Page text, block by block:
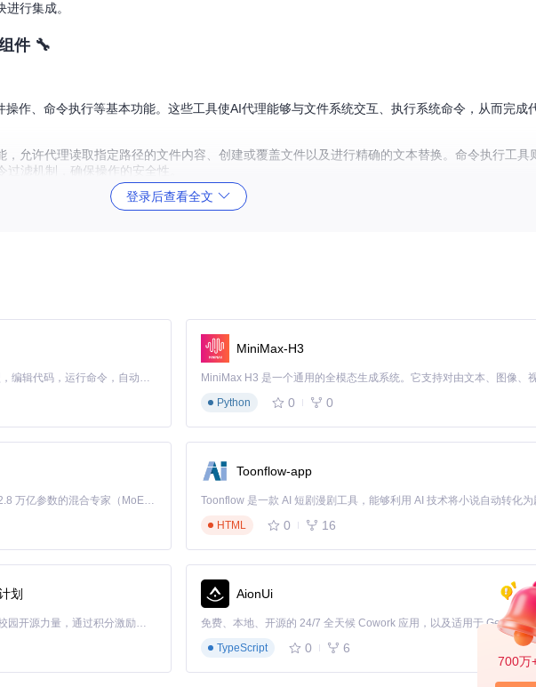
700万
行集成。
件 🔧
作、命令执行等基本功能。这些工具使AI代理能够与文件系统交互、执行系统命令，从而完成
允许代理读取指定路径的文件内容、创建或覆盖文件以及进行精确的文本替换。命令执行工具
滤机制，确保操作的安全性。
遗漏任何步骤，并能清晰地展示当前工作进度。对于多步骤的开发任务，这一功能尤为重要，
代理根据任务类型创建具有隔离上下文的子代理。目前支持三种主要子代理类型：探索型
具集和应用场景。
用有限的工具集；编码型子代理拥有全功能工具访问权限，用于实际的代码实现；规划型子代理
类使得代理能够根据任务需求灵活选择合适的子代理类型，提高了任务执行的效率和安全性。
循环调用模型和工具执行任务的基本流程
通过文件系统实现的邮箱机制，使多个代理能够协同工作。团队中包含领导代理和不同角色的工
基于文件的邮箱进行异步通信。
工作方式，领导代理负责任务分配和协调，工作代理负责具体任务的执行，审查代理负责质量控
登录后查看全文
Claude Code 的开源替代方案。连接任意大模型，编辑代码，运行命令，自动验证 — 全自动执行。用 Rust 构建，极致性能。 ｜ An open-source alternative to Claude Code. Connect any LLM, edit code, run commands, and verify changes — autonomously. Built in Rust for speed. Get Started
MiniMax-H3
Python
0 0
Kimi K3 是Kimi能力最强的模型：这是一个拥有 2.8 万亿参数的混合专家（MoE）模型，具备原生视觉理解能力，并支持 100 万 token 的上下文窗口。
Toonflow-app
HTML
0 16
划
「源启盛夏」暑期校园开发者成长计划旨在激活校园开源力量，通过积分激励、认证扶持、资源倾斜等形式，引导高校组织和开发者完成「入驻 — 建项目 — 做贡献 — 获认证 — 得资源」的完整闭环。无论你是想带领社团入驻平台的组织者，还是希望用代码贡献证明自己的开发者，都能在这里找到属于你的成长路径。
AionUi
TypeScript
0 6